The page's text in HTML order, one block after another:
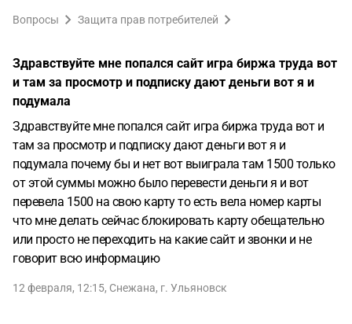
Вопросы Защита прав потребителей
Здравствуйте мне попался сайт игра биржа труда вот
и там за просмотр и подписку дают деньги вот я и
подумала
Здравствуйте мне попался сайт игра биржа труда вот и
там за просмотр и подписку дают деньги вот я и
подумала почему бы и нет вот выиграла там 1500 только
от этой суммы можно было перевести деньги я и вот
перевела 1500 на свою карту то есть вела номер карты
что мне делать сейчас блокировать карту обещательно
или просто не переходить на какие сайт и звонки и не
говорит всю информацию
12 февраля, 12:15, Снежана, г. Ульяновск